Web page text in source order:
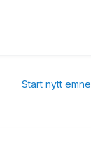
Start nytt emne